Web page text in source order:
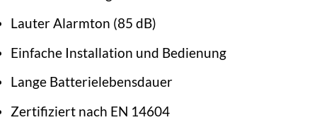
Lauter Alarmton (85 dB)
Einfache Installation und Bedienung
Lange Batterielebensdauer
Zertifiziert nach EN 14604